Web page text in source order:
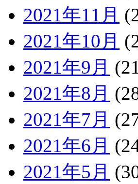
2021年11月
2021年10月
2021年9月
2021年8月
2021年7月
2021年6月
2021年5月